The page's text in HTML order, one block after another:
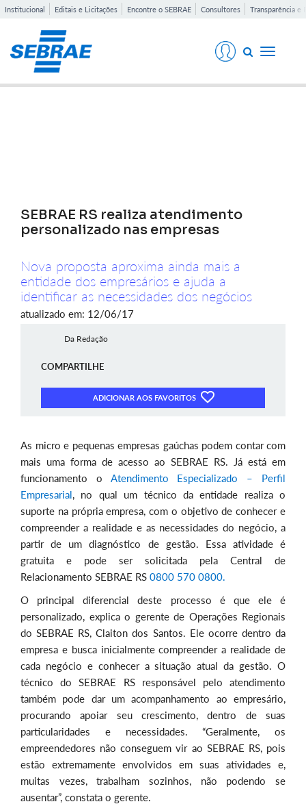
Institucional Editais e Licitações Encontre o SEBRAE Consultores Transparência e
Toggle
SEBRAE RS realiza atendimento
personalizado nas empresas
Nova proposta aproxima ainda mais a
entidade dos empresários e ajuda a
identificar as necessidades dos negócios
atualizado em: 12/06/17
Da Redação
COMPARTILHE
ADICIONAR AOS FAVORITOS
As micro e pequenas empresas gaúchas podem contar com
mais uma forma de acesso ao SEBRAE RS. Já está em
funcionamento o Atendimento Especializado – Perfil
Empresarial, no qual um técnico da entidade realiza o
suporte na própria empresa, com o objetivo de conhecer e
compreender a realidade e as necessidades do negócio, a
partir de um diagnóstico de gestão. Essa atividade é
gratuita e pode ser solicitada pela Central de
Relacionamento SEBRAE RS 0800 570 0800.
O principal diferencial deste processo é que ele é
personalizado, explica o gerente de Operações Regionais
do SEBRAE RS, Claiton dos Santos. Ele ocorre dentro da
empresa e busca inicialmente compreender a realidade de
cada negócio e conhecer a situação atual da gestão. O
técnico do SEBRAE RS responsável pelo atendimento
também pode dar um acompanhamento ao empresário,
procurando apoiar seu crescimento, dentro de suas
particularidades e necessidades. “Geralmente, os
empreendedores não conseguem vir ao SEBRAE RS, pois
estão extremamente envolvidos em suas atividades e,
muitas vezes, trabalham sozinhos, não podendo se
ausentar”, constata o gerente.